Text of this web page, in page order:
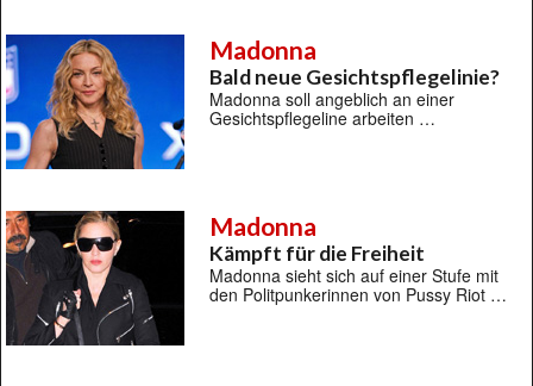
Madonna
Bald neue Gesichtspflegelinie?
Madonna soll angeblich an einer
Gesichtspflegeline arbeiten …
Madonna
Kämpft für die Freiheit
Madonna sieht sich auf einer Stufe mit
den Politpunkerinnen von Pussy Riot …